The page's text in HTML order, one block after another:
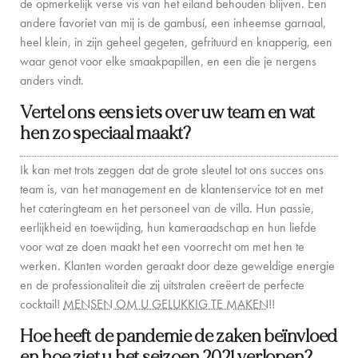
de opmerkelijk verse vis van het eiland behouden blijven. Een
andere favoriet van mij is de gambusí, een inheemse garnaal,
heel klein, in zijn geheel gegeten, gefrituurd en knapperig, een
waar genot voor elke smaakpapillen, en een die je nergens
anders vindt.
Vertel ons eens iets over uw team en wat
hen zo speciaal maakt?
Ik kan met trots zeggen dat de grote sleutel tot ons succes ons
team is, van het management en de klantenservice tot en met
het cateringteam en het personeel van de villa. Hun passie,
eerlijkheid en toewijding, hun kameraadschap en hun liefde
voor wat ze doen maakt het een voorrecht om met hen te
werken. Klanten worden geraakt door deze geweldige energie
en de professionaliteit die zij uitstralen creëert de perfecte
cocktail! MENSEN OM U GELUKKIG TE MAKEN!!
Hoe heeft de pandemie de zaken beïnvloed